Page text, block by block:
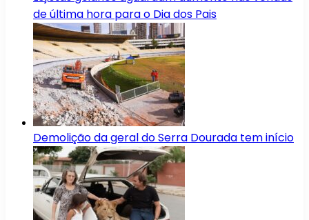
de última hora para o Dia dos Pais
Demolição da geral do Serra Dourada tem início